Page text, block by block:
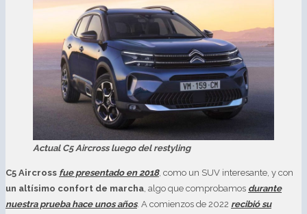
Actual C5 Aircross luego del restyling
C5 Aircross fue presentado en 2018, como un SUV interesante, y con
un altísimo confort de marcha, algo que comprobamos durante
nuestra prueba hace unos años. A comienzos de 2022 recibió su